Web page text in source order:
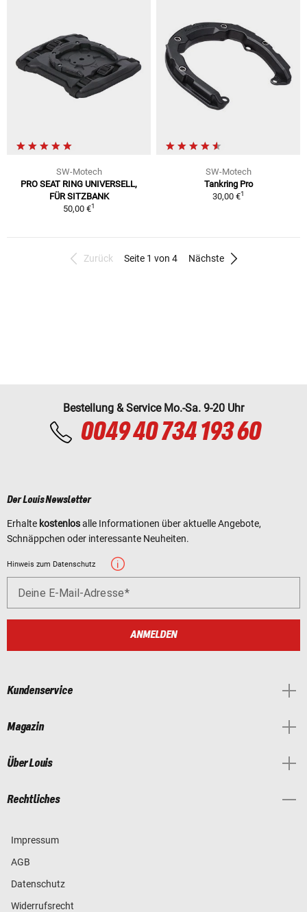
SW-Motech
PRO SEAT RING UNIVERSELL,
FÜR SITZBANK
50,00 €1
SW-Motech
Tankring Pro
30,00 €1
Zurück Seite 1 von 4 Nächste
Bestellung & Service Mo.-Sa. 9-20 Uhr
0049 40 734 193 60
Der Louis Newsletter
Erhalte kostenlosalle Informationen über aktuelle Angebote,
Schnäppchen oder interessante Neuheiten.
Hinweis zum Datenschutz
Deine E-Mail-Adresse
ANMELDEN
Kundenservice
Magazin
Über Louis
Rechtliches
Impressum
AGB
Datenschutz
Widerrufsrecht